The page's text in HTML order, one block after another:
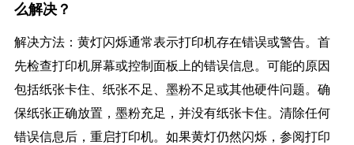
么解决？
解决方法：黄灯闪烁通常表示打印机存在错误或警告。首
先检查打印机屏幕或控制面板上的错误信息。可能的原因
包括纸张卡住、纸张不足、墨粉不足或其他硬件问题。确
保纸张正确放置，墨粉充足，并没有纸张卡住。清除任何
错误信息后，重启打印机。如果黄灯仍然闪烁，参阅打印